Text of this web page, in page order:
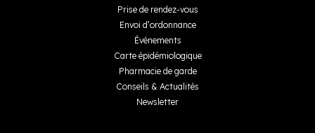
Prise de rendez-vous
Envoi d’ordonnance
Événements
Carte épidémiologique
Pharmacie de garde
Conseils & Actualités
Newsletter